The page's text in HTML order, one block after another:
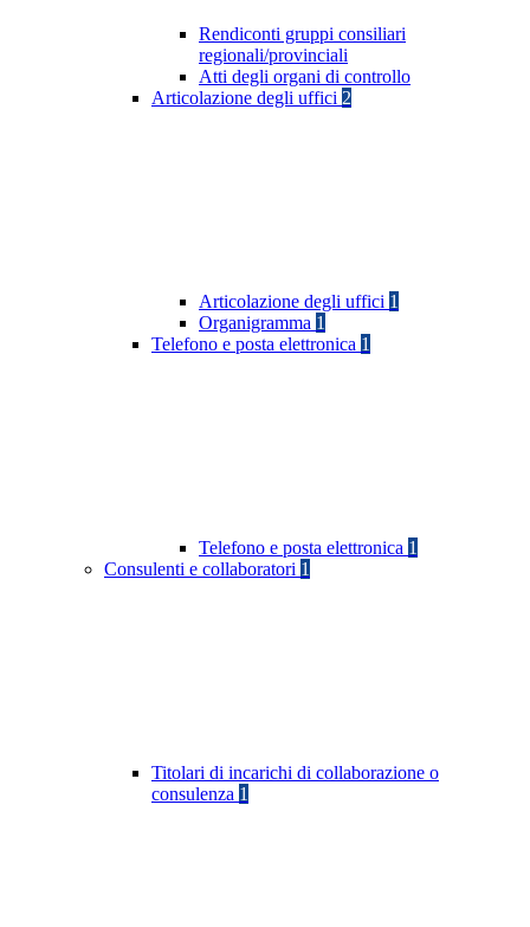
Rendiconti gruppi consiliari
regionali/provinciali
Atti degli organi di controllo
Articolazione degli uffici 2
Articolazione degli uffici 1
Organigramma 1
Telefono e posta elettronica 1
Telefono e posta elettronica 1
Consulenti e collaboratori 1
Titolari di incarichi di collaborazione o
consulenza 1